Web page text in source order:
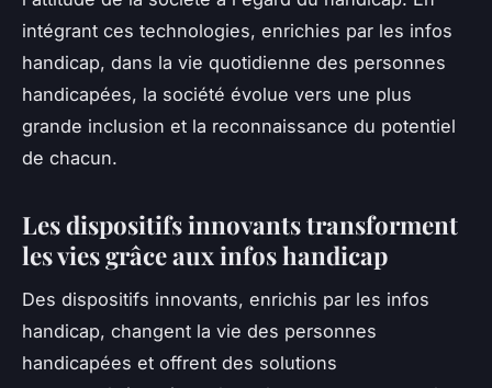
intégrant ces technologies, enrichies par les infos
handicap, dans la vie quotidienne des personnes
handicapées, la société évolue vers une plus
grande inclusion et la reconnaissance du potentiel
de chacun.
Les dispositifs innovants transforment
les vies grâce aux infos handicap
Des dispositifs innovants, enrichis par les infos
handicap, changent la vie des personnes
handicapées et offrent des solutions